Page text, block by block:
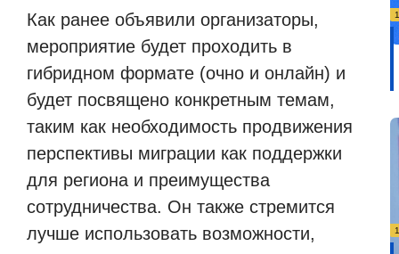
Как ранее объявили организаторы,
мероприятие будет проходить в
гибридном формате (очно и онлайн) и
будет посвящено конкретным темам,
таким как необходимость продвижения
перспективы миграции как поддержки
для региона и преимущества
сотрудничества. Он также стремится
лучше использовать возможности,